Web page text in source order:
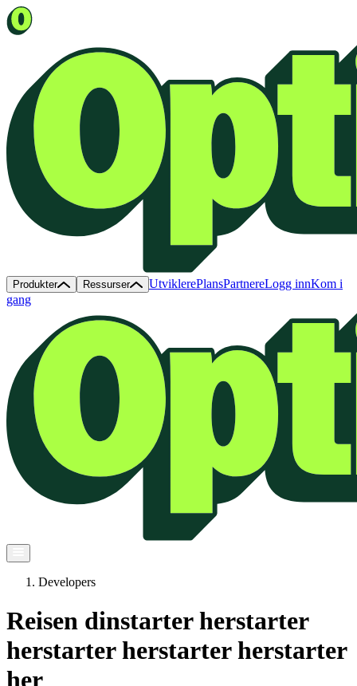
Produkter Ressurser UtviklerePlansPartnereLogg innKom i
gang
Developers
Reisen dinstarter herstarter
herstarter herstarter herstarter
her